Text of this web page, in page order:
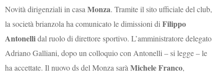
Novità dirigenziali in casaMonza. Tramite il sito ufficiale del club,
la società brianzola ha comunicato le dimissioni diFilippo
Antonellidal ruolo di direttore sportivo. L’amministratore delegato
Adriano Galliani, dopo un colloquio con Antonelli – si legge – le
ha accettate. Il nuovo ds del Monza saràMichele Franco,